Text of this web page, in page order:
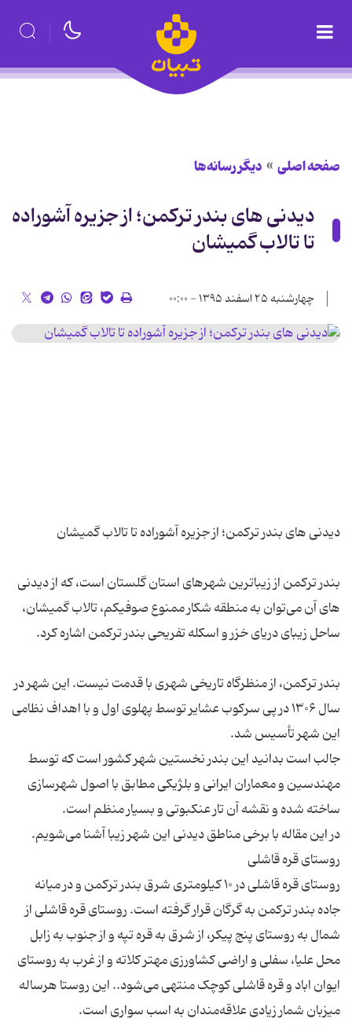
صفحه اصلی دیگر رسانه‌ها
دیدنی های بندر ترکمن؛ از جزیره آشوراده
تا تالاب گمیشان
چهارشنبه ۲۵ اسفند ۱۳۹۵ - ۰۰:۰۰
بندر ترکمن از زیباترین شهرهای استان گلستان است، که از دیدنی
های آن می‌توان به منطقه شکار ممنوع صوفیکم، تالاب گمیشان،
بندر ترکمن، از منظرگاه تاریخی شهری با قدمت نیست. این شهر در
سال ۱۳۰۶ در پی سرکوب عشایر توسط پهلوی اول و با اهداف نظامی
جالب است بدانید این بندر نخستین شهر کشور است که توسط
مهندسین و معماران ایرانی و بلژیکی مطابق با اصول شهرسازی
روستای قره قاشلی در ۱۰ کیلومتری شرق بندر ترکمن و در میانه
جاده بندر ترکمن به گرگان قرار گرفته است. روستای قره قاشلی از
شمال به روستای پنج پیکر، از شرق به قره تپه و از جنوب به زابل
محل علیا، سفلی و اراضی کشاورزی مهتر کلاته و از غرب به روستای
ایوان اباد و قره قاشلی کوچک منتهی می‌شود.. این روستا هرساله